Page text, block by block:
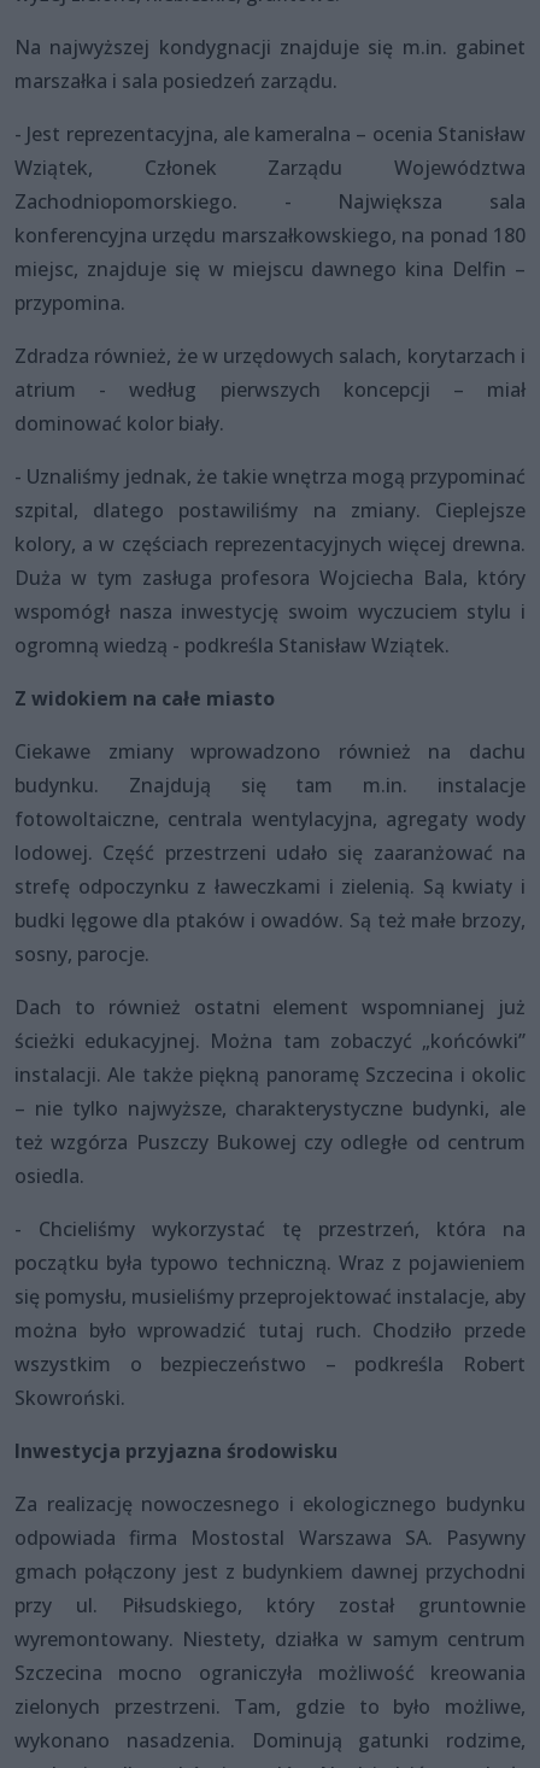
Na najwyższej kondygnacji znajduje się m.in. gabinet
marszałka i sala posiedzeń zarządu.
- Jest reprezentacyjna, ale kameralna – ocenia Stanisław
Wziątek, Członek Zarządu Województwa
Zachodniopomorskiego. - Największa sala
konferencyjna urzędu marszałkowskiego, na ponad 180
miejsc, znajduje się w miejscu dawnego kina Delfin –
przypomina.
Zdradza również, że w urzędowych salach, korytarzach i
atrium - według pierwszych koncepcji – miał
dominować kolor biały.
- Uznaliśmy jednak, że takie wnętrza mogą przypominać
szpital, dlatego postawiliśmy na zmiany. Cieplejsze
kolory, a w częściach reprezentacyjnych więcej drewna.
Duża w tym zasługa profesora Wojciecha Bala, który
wspomógł nasza inwestycję swoim wyczuciem stylu i
ogromną wiedzą - podkreśla Stanisław Wziątek.
Z widokiem na całe miasto
Ciekawe zmiany wprowadzono również na dachu
budynku. Znajdują się tam m.in. instalacje
fotowoltaiczne, centrala wentylacyjna, agregaty wody
lodowej. Część przestrzeni udało się zaaranżować na
strefę odpoczynku z ławeczkami i zielenią. Są kwiaty i
budki lęgowe dla ptaków i owadów. Są też małe brzozy,
sosny, parocje.
Dach to również ostatni element wspomnianej już
ścieżki edukacyjnej. Można tam zobaczyć „końcówki”
instalacji. Ale także piękną panoramę Szczecina i okolic
– nie tylko najwyższe, charakterystyczne budynki, ale
też wzgórza Puszczy Bukowej czy odległe od centrum
osiedla.
- Chcieliśmy wykorzystać tę przestrzeń, która na
początku była typowo techniczną. Wraz z pojawieniem
się pomysłu, musieliśmy przeprojektować instalacje, aby
można było wprowadzić tutaj ruch. Chodziło przede
wszystkim o bezpieczeństwo – podkreśla Robert
Skowroński.
Inwestycja przyjazna środowisku
Za realizację nowoczesnego i ekologicznego budynku
odpowiada firma Mostostal Warszawa SA. Pasywny
gmach połączony jest z budynkiem dawnej przychodni
przy ul. Piłsudskiego, który został gruntownie
wyremontowany. Niestety, działka w samym centrum
Szczecina mocno ograniczyła możliwość kreowania
zielonych przestrzeni. Tam, gdzie to było możliwe,
wykonano nasadzenia. Dominują gatunki rodzime,